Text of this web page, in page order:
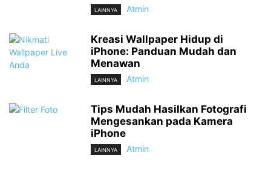
LAINNYA Atmin
Kreasi Wallpaper Hidup di
iPhone: Panduan Mudah dan
Menawan
LAINNYA Atmin
Tips Mudah Hasilkan Fotografi
Mengesankan pada Kamera
iPhone
LAINNYA Atmin